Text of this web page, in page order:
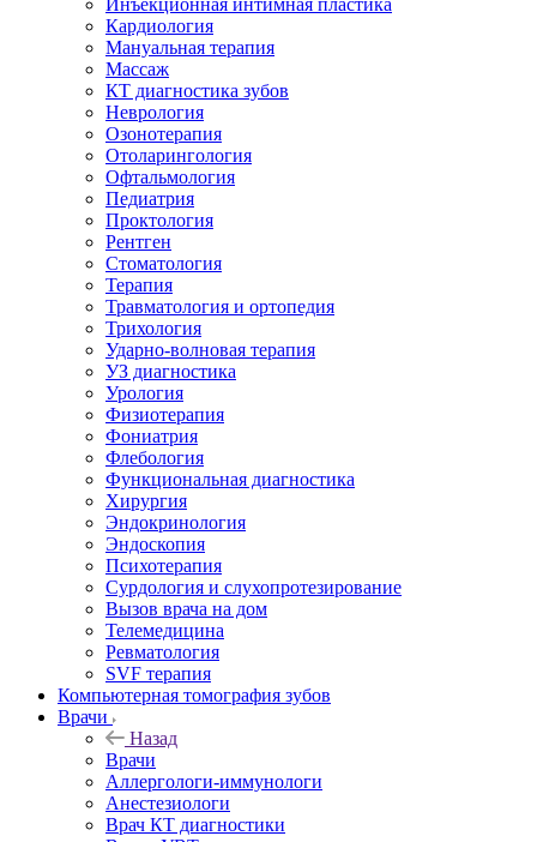
Инъекционная интимная пластика
Кардиология
Мануальная терапия
Массаж
КТ диагностика зубов
Неврология
Озонотерапия
Отоларингология
Офтальмология
Педиатрия
Проктология
Рентген
Стоматология
Терапия
Травматология и ортопедия
Трихология
Ударно-волновая терапия
УЗ диагностика
Урология
Физиотерапия
Фониатрия
Флебология
Функциональная диагностика
Хирургия
Эндокринология
Эндоскопия
Психотерапия
Сурдология и слухопротезирование
Вызов врача на дом
Телемедицина
Ревматология
SVF терапия
Компьютерная томография зубов
Врачи
Назад
Врачи
Аллергологи-иммунологи
Анестезиологи
Врач КТ диагностики